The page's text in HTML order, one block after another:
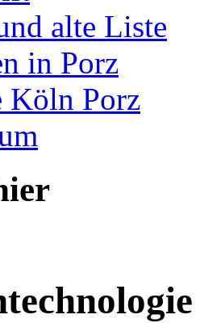
alte Liste
in Porz
Köln Porz